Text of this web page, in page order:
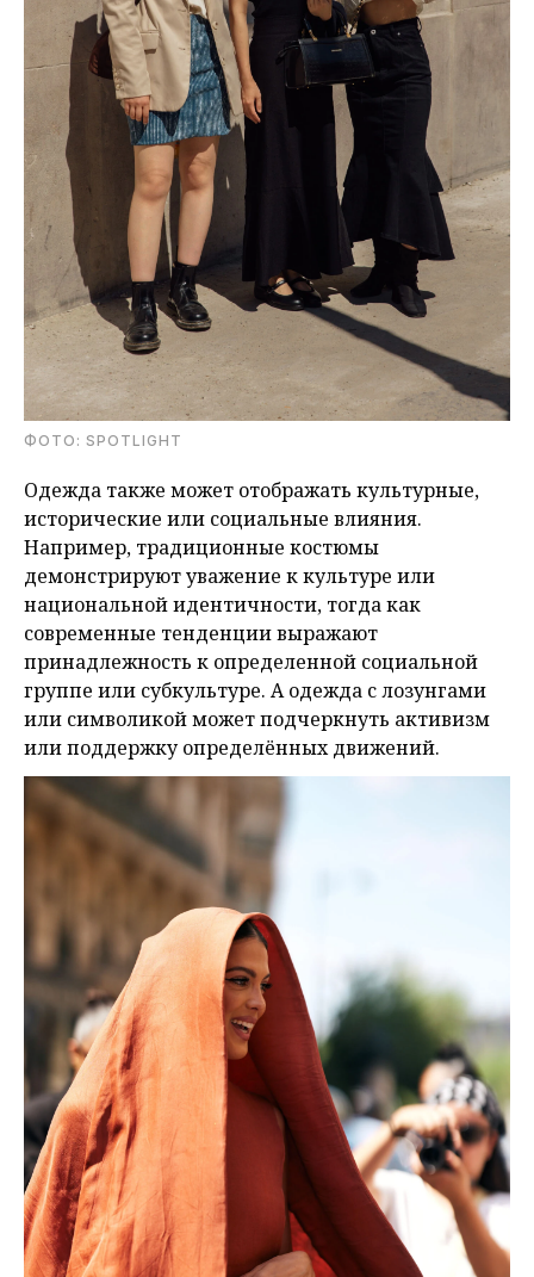
ФОТО: SPOTLIGHT
Одежда также может отображать культурные,
исторические или социальные влияния.
Например, традиционные костюмы
демонстрируют уважение к культуре или
национальной идентичности, тогда как
современные тенденции выражают
принадлежность к определенной социальной
группе или субкультуре. А одежда с лозунгами
или символикой может подчеркнуть активизм
или поддержку определённых движений.